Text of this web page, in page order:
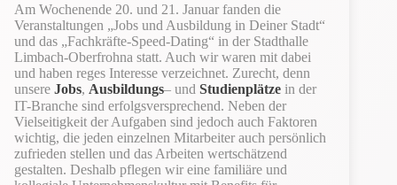
Am Wochenende 20. und 21. Januar fanden die
Veranstaltungen „Jobs und Ausbildung in Deiner Stadt“
und das „Fachkräfte-Speed-Dating“ in der Stadthalle
Limbach-Oberfrohna statt. Auch wir waren mit dabei
und haben reges Interesse verzeichnet. Zurecht, denn
unsere Jobs, Ausbildungs– und Studienplätze in der
IT-Branche sind erfolgsversprechend. Neben der
Vielseitigkeit der Aufgaben sind jedoch auch Faktoren
wichtig, die jeden einzelnen Mitarbeiter auch persönlich
zufrieden stellen und das Arbeiten wertschätzend
gestalten. Deshalb pflegen wir eine familiäre und